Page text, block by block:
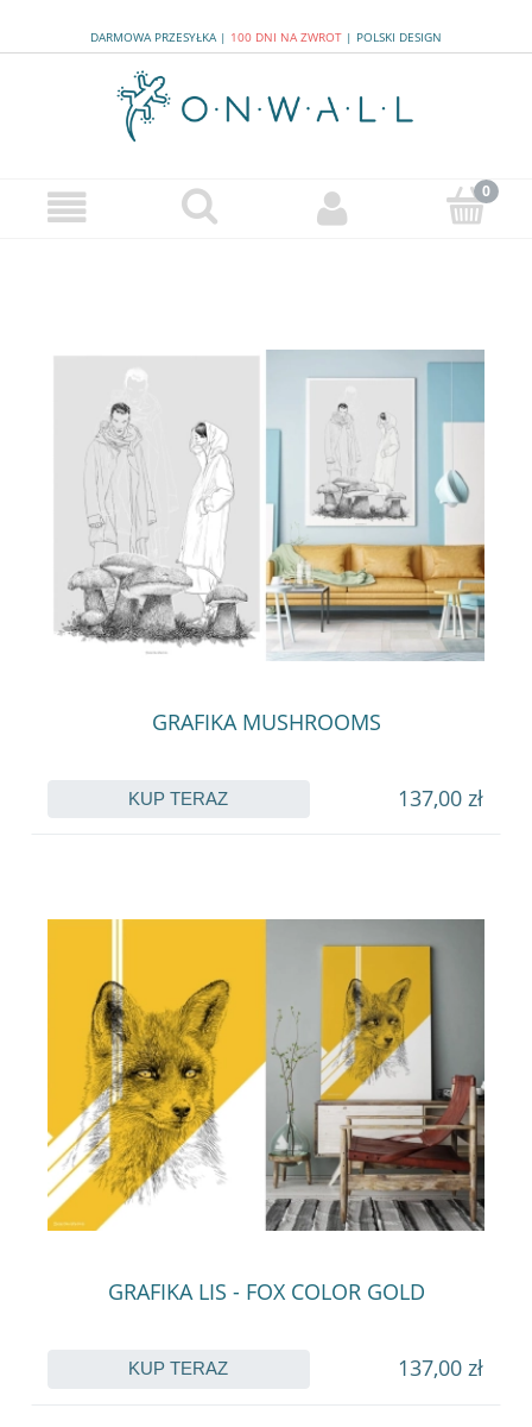
DARMOWA PRZESYŁKA| 100 DNI NA ZWROT | POLSKI DESIGN
GRAFIKA MUSHROOMS
137,00 zł
KUP TERAZ
GRAFIKA LIS - FOX COLOR GOLD
137,00 zł
KUP TERAZ